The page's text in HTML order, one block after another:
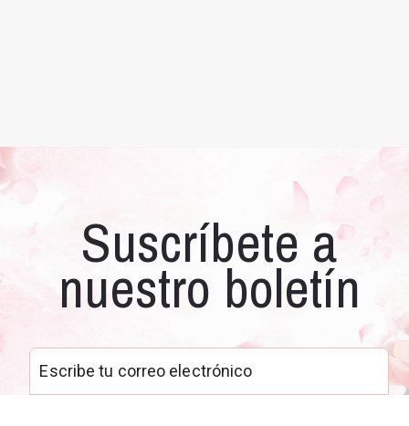
Suscríbete a
nuestro boletín